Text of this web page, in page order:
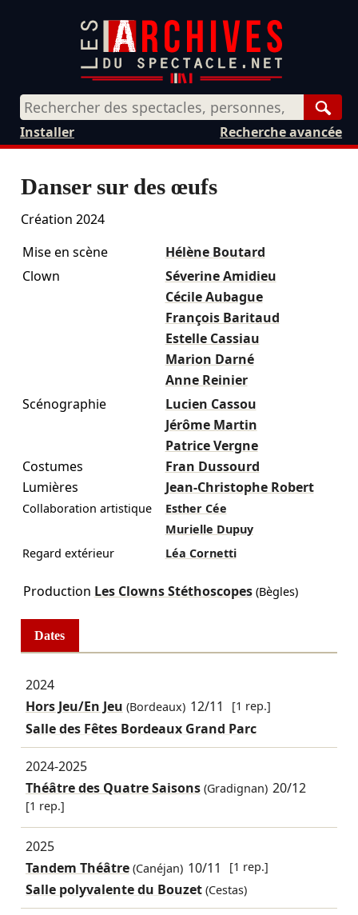
Recherche avancée
Installer
Danser sur des œufs
Création 2024
Mise en scène
Hélène Boutard
Clown
Séverine Amidieu
Cécile Aubague
François Baritaud
Estelle Cassiau
Marion Darné
Anne Reinier
Scénographie
Lucien Cassou
Jérôme Martin
Patrice Vergne
Costumes
Fran Dussourd
Lumières
Jean-Christophe Robert
Collaboration artistique
Esther Cée
Murielle Dupuy
Regard extérieur
Léa Cornetti
Production Les Clowns Stéthoscopes(Bègles)
Dates
2024
Hors Jeu/En Jeu (Bordeaux) 12/11 [1 rep.]
Salle des Fêtes Bordeaux Grand Parc
2024-2025
Théâtre des Quatre Saisons(Gradignan) 20/12
[1 rep.]
2025
Tandem Théâtre(Canéjan) 10/11 [1 rep.]
Salle polyvalente du Bouzet (Cestas)